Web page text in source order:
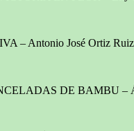
– Antonio José Ortiz
DE BAMBU –